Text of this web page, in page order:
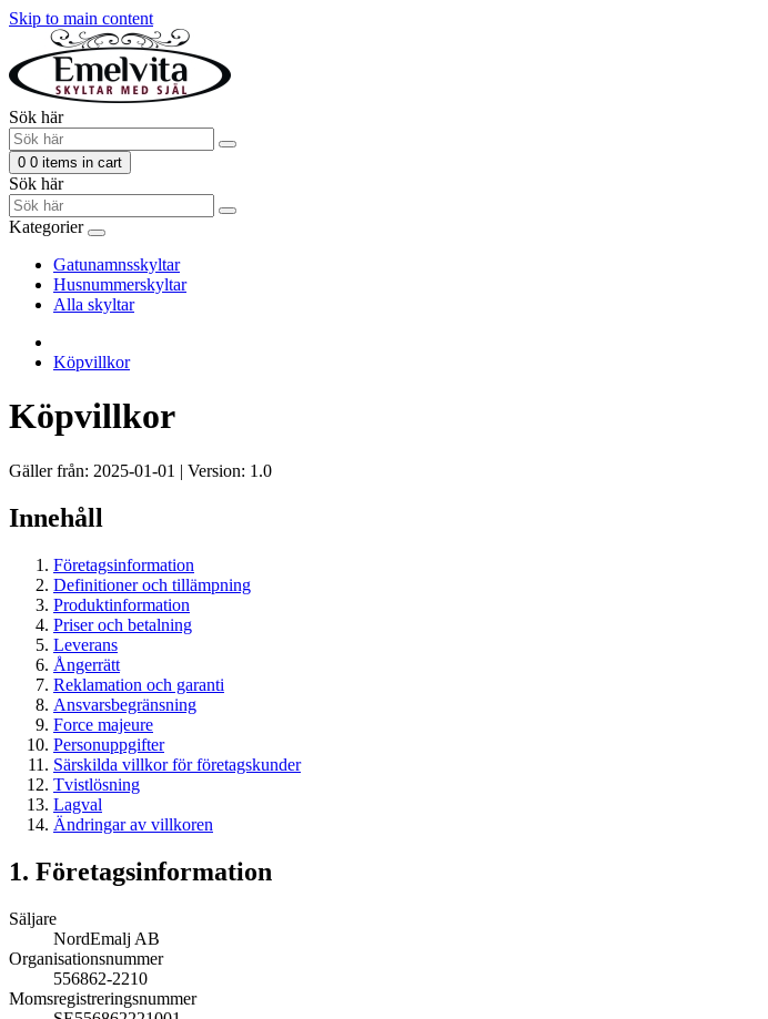
Skip to main content
Sök här
0 0 items in cart
Sök här
Kategorier
Gatunamnsskyltar
Husnummerskyltar
Alla skyltar
Köpvillkor
Köpvillkor
Gäller från: 2025-01-01 | Version: 1.0
Innehåll
Företagsinformation
Definitioner och tillämpning
Produktinformation
Priser och betalning
Leverans
Ångerrätt
Reklamation och garanti
Ansvarsbegränsning
Force majeure
Personuppgifter
Särskilda villkor för företagskunder
Tvistlösning
Lagval
Ändringar av villkoren
1. Företagsinformation
Säljare
NordEmalj AB
Organisationsnummer
556862-2210
Momsregistreringsnummer